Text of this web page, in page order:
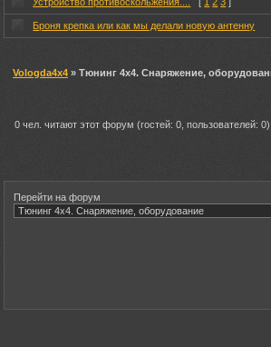
Броня крепка или как мы делали новую антенну
Vologda4x4 » Тюнинг 4х4. Снаряжение,
0 чел. читают этот форум (гостей: 0, пользователей: 0)
Перейти на форум